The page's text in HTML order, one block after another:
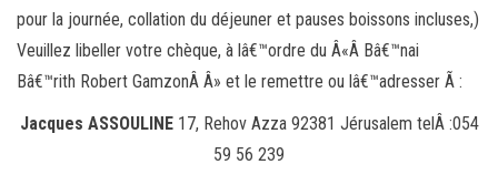
pour la journée, collation du déjeuner et pauses boissons incluses,)
Veuillez libeller votre chèque, à lâ€™ordre du Â«Â Bâ€™nai
Bâ€™rith Robert GamzonÂ Â» et le remettre ou lâ€™adresser Ã :
Jacques ASSOULINE17, Rehov Azza 92381 Jérusalem telÂ :054
59 56 239